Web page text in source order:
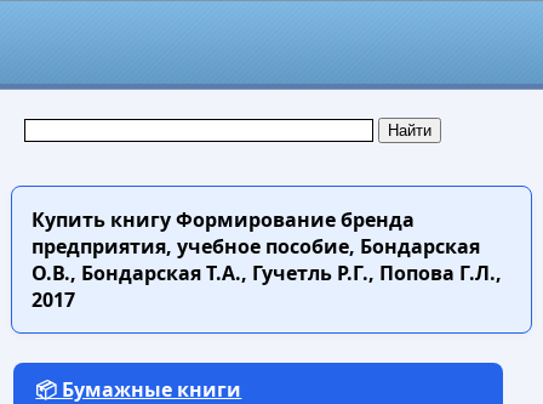
Купить книгуФормирование бренда
предприятия, учебное пособие, Бондарская
О.В., Бондарская Т.А., Гучетль Р.Г., Попова Г.Л.,
2017
📦 Бумажные книги